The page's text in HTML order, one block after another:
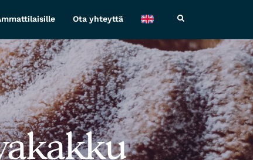
Ota yhteyttä